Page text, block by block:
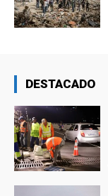
DESTACADO